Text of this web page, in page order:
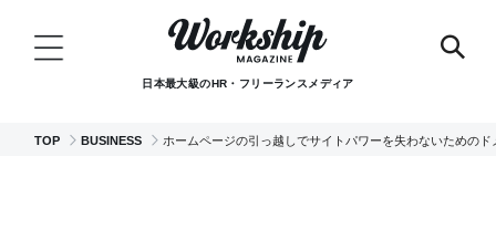
日本最大級のHR・フリーランスメディア
TOP BUSINESS ホームページの引っ越しでサイトパワーを失わないためのド